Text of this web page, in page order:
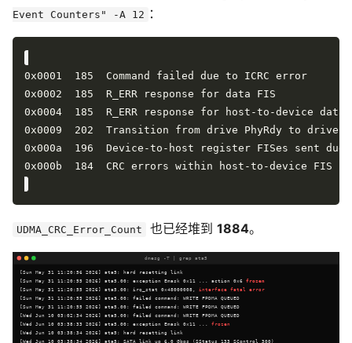
Event Counters" -A 12 ：
UDMA_CRC_Error_Count 也已经堆到 1884。